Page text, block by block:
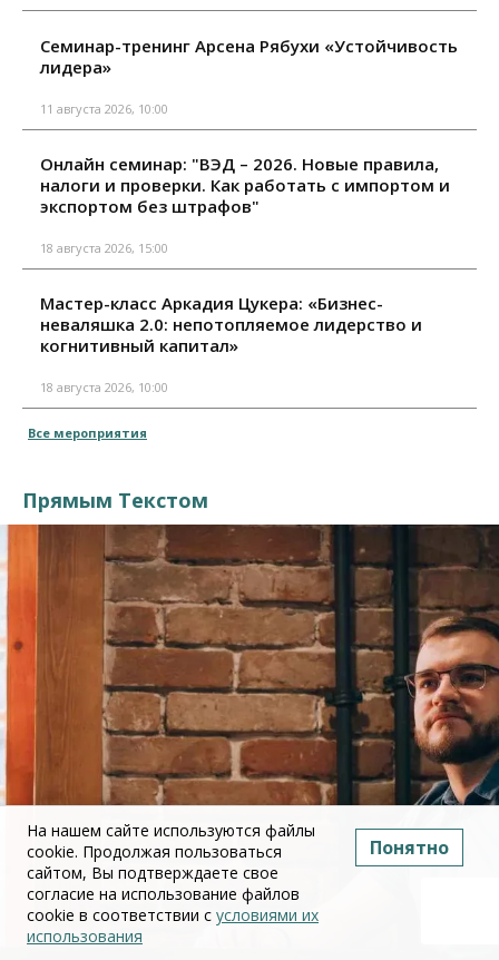
Семинар-тренинг Арсена Рябухи «Устойчивость
лидера»
11 августа 2026, 10:00
Онлайн семинар: "ВЭД – 2026. Новые правила,
налоги и проверки. Как работать с импортом и
экспортом без штрафов"
18 августа 2026, 15:00
Мастер-класс Аркадия Цукера: «Бизнес-
неваляшка 2.0: непотопляемое лидерство и
когнитивный капитал»
18 августа 2026, 10:00
Все мероприятия
Прямым Текстом
На нашем сайте используются файлы
cookie. Продолжая пользоваться
сайтом, Вы подтверждаете свое
согласие на использование файлов
cookie в соответствии с условиями их
использования
Понятно